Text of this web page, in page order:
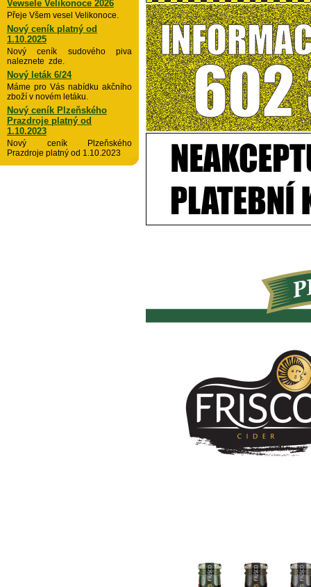
Vewsele Velikonoce 2026
Přeje Všem vesel Velikonoce.
Nový ceník platný od
1.10.2025
Nový ceník sudového piva
naleznete zde.
Nový leták 6/24
Máme pro Vás nabídku akčního
zboží v novém letáku.
Nový ceník Plzeňského
Prazdroje platný od
1.10.2023
Nový ceník Plzeňského
Prazdroje platný od 1.10.2023